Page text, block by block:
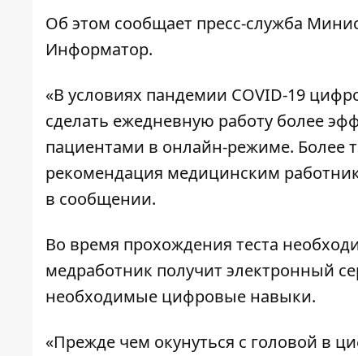
Об этом сообщает пресс-служба
Информатор.
«В условиях пандемии COVID-19
сделать ежедневную работу более
пациентами в онлайн-режиме. Более
рекомендация медицинским
в сообщении.
Во время прохождения теста
медработник получит электронный
необходимые цифровые навыки.
«Прежде чем окунуться с головой в